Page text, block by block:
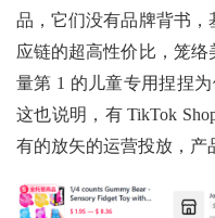
品，它们没有品牌背书
应链的超高性价比，笼
量第 1 的儿童专用捏捏为
这也说明，有 TikTok
有的放矢的运营投放，产